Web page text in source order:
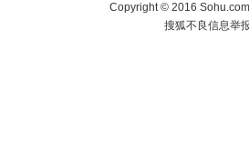
Copyright©2016
搜狐不良信息举